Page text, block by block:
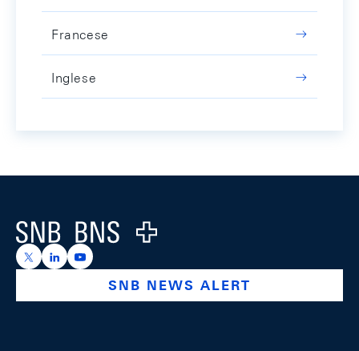
Francese
Inglese
Logo
https://x.com/snb_bns
https://ch.linkedin.com/company/swiss-national-
https://www.youtube.com/@swissnationalbank
SNB NEWS ALERT